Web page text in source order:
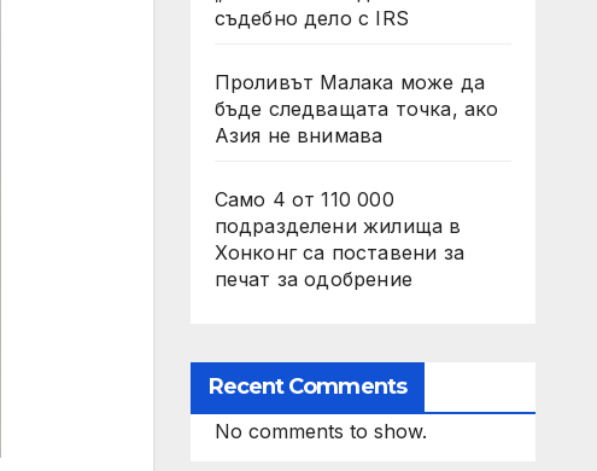
съдебно дело с IRS
Проливът Малака може да
бъде следващата точка, ако
Азия не внимава
Само 4 от 110 000
подразделени жилища в
Хонконг са поставени за
печат за одобрение
Recent Comments
No comments to show.